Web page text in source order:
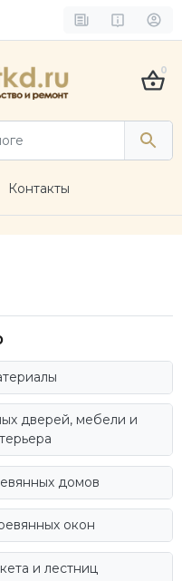
0
Контакты
дверей, мебели и
домов
окон
и лестниц